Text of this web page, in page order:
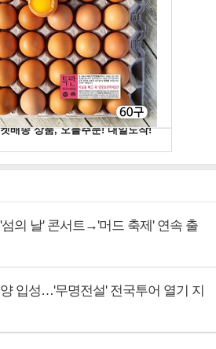
섬의 날' 콘서트→'머드 축제' 연속 출
입성…'무명전설' 전국투어 열기 지